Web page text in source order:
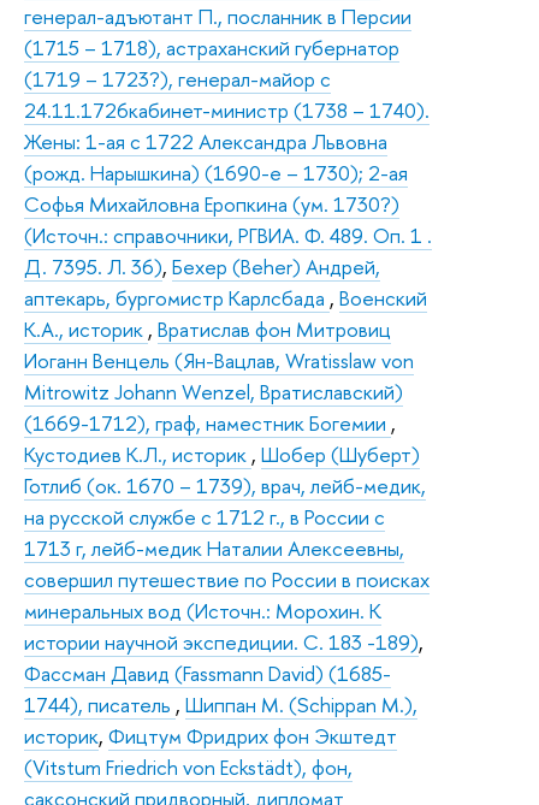
генерал-адъютант П., посланник в Персии
(1715 – 1718), астраханский губернатор
(1719 – 1723?), генерал-майор с
24.11.1726кабинет-министр (1738 – 1740).
Жены: 1-ая с 1722 Александра Львовна
(рожд. Нарышкина) (1690-е – 1730); 2-ая
Софья Михайловна Еропкина (ум. 1730?)
(Источн.: справочники, РГВИА. Ф. 489. Оп. 1 .
Д. 7395. Л. 36), Бехер (Beher) Андрей,
аптекарь, бургомистр Карлсбада , Военский
К.А., историк , Вратислав фон Митровиц
Иоганн Венцель (Ян-Вацлав, Wratisslaw von
Mitrowitz Johann Wenzel, Вратиславский)
(1669-1712), граф, наместник Богемии ,
Кустодиев К.Л., историк , Шобер (Шуберт)
Готлиб (ок. 1670 – 1739), врач, лейб-медик,
на русской службе с 1712 г., в России с
1713 г, лейб-медик Наталии Алексеевны,
совершил путешествие по России в поисках
минеральных вод (Источн.: Морохин. К
истории научной экспедиции. С. 183 -189),
Фассман Давид (Fassmann David) (1685-
1744), писатель , Шиппан М. (Schippan M.),
историк, Фицтум Фридрих фон Экштедт
(Vitstum Friedrich von Eckstädt), фон,
саксонский придворный, дипломат